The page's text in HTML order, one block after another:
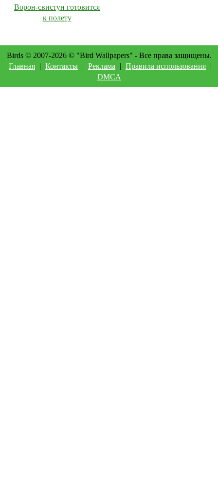
Ворон-свистун готовится
к полету
Birds © 2007-2026 © "Bird Wallpapers" - Все права защищены.
Главная | Контакты | Реклама | Правила использования |
DMCA